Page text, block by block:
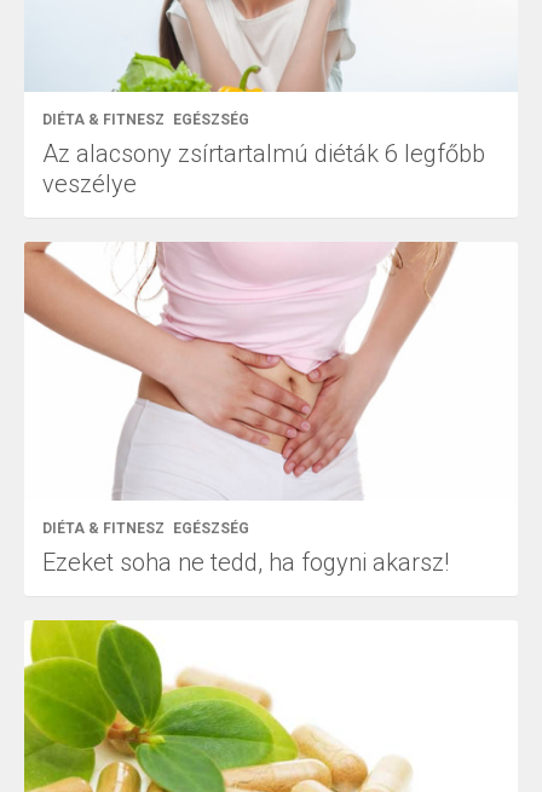
DIÉTA & FITNESZ EGÉSZSÉG
Az alacsony zsírtartalmú diéták 6 legfőbb
veszélye
DIÉTA & FITNESZ EGÉSZSÉG
Ezeket soha ne tedd, ha fogyni akarsz!